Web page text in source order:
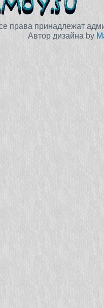
права принадлежат
Автор дизайна by